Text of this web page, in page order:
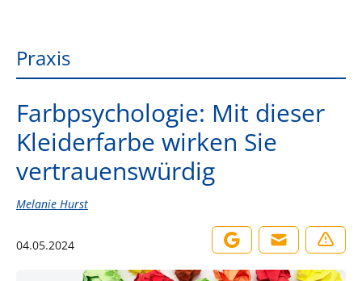
Praxis
Farbpsychologie: Mit dieser
Kleiderfarbe wirken Sie
vertrauenswürdig
Melanie Hurst
04.05.2024